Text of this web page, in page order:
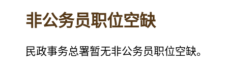
非公务员职位空缺
民政事务总署暂无非公务员职位空缺。